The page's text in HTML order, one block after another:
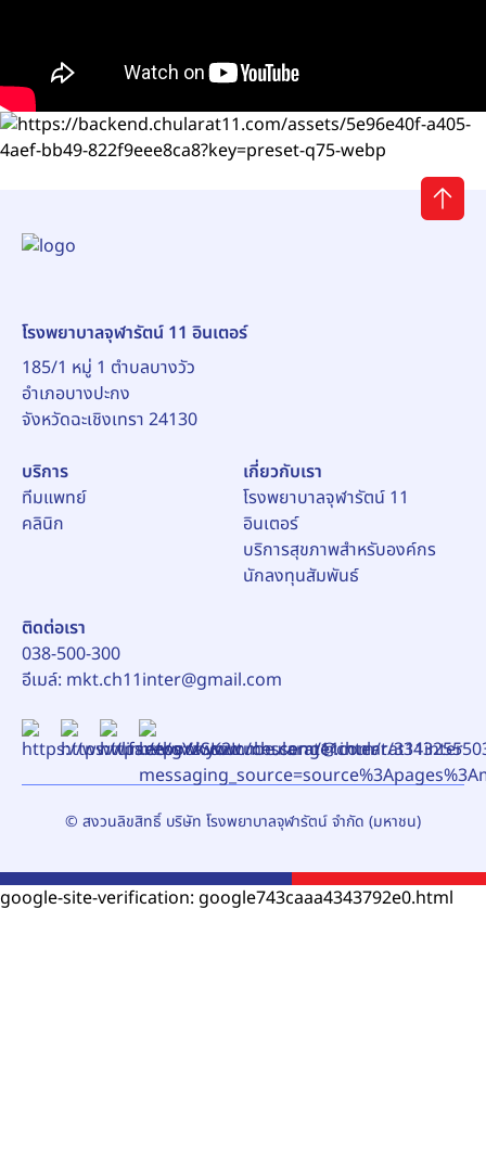
โรงพยาบาลจุฬารัตน์ 11 อินเตอร์
185/1 หมู่ 1 ตำบลบางวัว
อำเภอบางปะกง
บริการ
ทีมแพทย์
คลินิก
เกี่ยวกับเรา
โรงพยาบาลจุฬารัตน์ 11
อินเตอร์
บริการสุขภาพสำหรับองค์กร
นักลงทุนสัมพันธ์
ติดต่อเรา
038-500-300
อีเมล์: mkt.ch11inter@gmail.com
© สงวนลิขสิทธิ์ บริษัท โรงพยาบาลจุฬารัตน์ จำกัด (มหาชน)
google-site-verification: google743caaa4343792e0.html